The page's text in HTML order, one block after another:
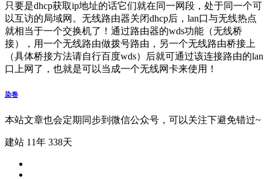
只要是dhcp获取ip地址的话它们就在同一网段，处于同一个可
以互访的局域网。无线路由器关闭dhcp后，lan口与无线热点
就相当于一个交换机了！通过路由器的wds功能（无线桥
接），用一个无线路由做拨号路由，另一个无线路由桥接上
（具体桥接方法请自行百度wds）后就可通过该连接路由的lan
口上网了，也就是可以当成一个无线网卡来使用！
染卷
本站文章也会定期同步到微信公众号，可以关注下避免错过~
建站 11年 338天